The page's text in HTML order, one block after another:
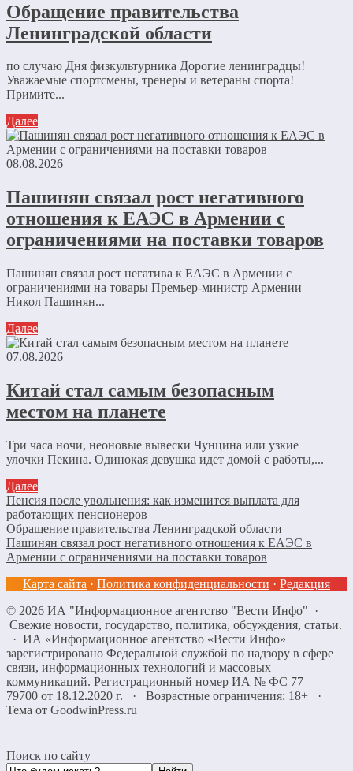
Обращение правительства
Ленинградской области
по случаю Дня физкультурника Дорогие ленинградцы!
Уважаемые спортсмены, тренеры и ветераны спорта!
Примите...
Далее
08.08.2026
Пашинян связал рост негативного
отношения к ЕАЭС в Армении с
ограничениями на поставки товаров
Пашинян связал рост негатива к ЕАЭС в Армении с
ограничениями на товары Премьер-министр Армении
Никол Пашинян...
Далее
07.08.2026
Китай стал самым безопасным
местом на планете
Три часа ночи, неоновые вывески Чунцина или узкие
улочки Пекина. Одинокая девушка идет домой с работы,...
Далее
Пенсия после увольнения: как изменится выплата для
работающих пенсионеров
Обращение правительства Ленинградской области
Пашинян связал рост негативного отношения к ЕАЭС в
Армении с ограничениями на поставки товаров
Карта сайта · Политика конфиденциальности · Редакция
© 2026 ИА "Информационное агентство "Вести Инфо" ·
Свежие новости, государство, политика, обсуждения, статьи.
· ИА «Информационное агентство «Вести Инфо»
зарегистрировано Федеральной службой по надзору в сфере
связи, информационных технологий и массовых
коммуникаций. Регистрационный номер ИА № ФС 77 —
79700 от 18.12.2020 г. · Возрастные ограничения: 18+
·
Тема от GoodwinPress.ru
Поиск по сайту